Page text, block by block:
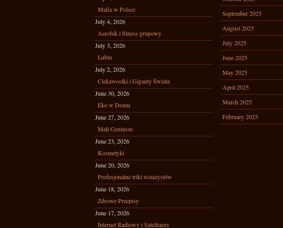
Mafia w Polsce
July 4, 2026
Aerobik i fitness grupowy
July 3, 2026
Lubin
July 2, 2026
Ciekawostki i Giganty Świata
June 30, 2026
Eko w Domu
June 27, 2026
Mali Geniusze
June 23, 2026
Kosmetyki
June 20, 2026
Profesjonalne triki wizażystów
June 18, 2026
Zdrowe Przepisy
June 17, 2026
Internet Radiowy i Satelitarny
September 2025
August 2025
July 2025
June 2025
May 2025
April 2025
March 2025
February 2025